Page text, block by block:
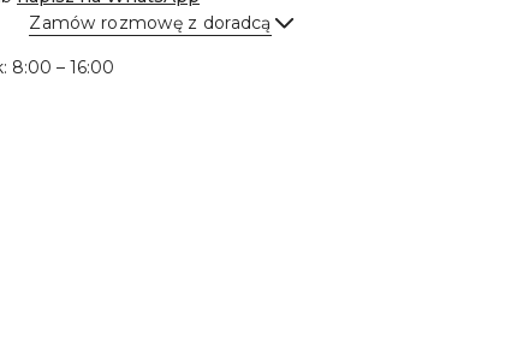
Zamów rozmowę z doradcą
8:00 – 16:00